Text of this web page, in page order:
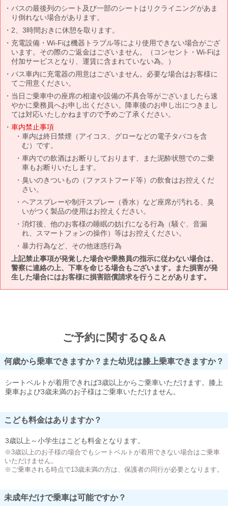
バスの最後列のシート及び一部のシートはリクライニングがあま
り倒れない場合があります。
2、3時間おきに休憩を取ります。
充電設備・Wi-Fiは機器トラブル等により使用できない場合がござ
います。その際のご返金はございません。（コンセント・Wi-Fiは
付加サービスとなり、運賃に含まれていない為。）
バス車内に充電器の用意はございません。必要な場合はお客様に
てご用意ください。
当日ご乗車中の座席の相違や設備の不具合等がございましたら速
やかに乗務員へお申し出ください。降車後のお申し出につきまし
ては対応いたしかねますので予めご了承ください。
車内禁止事項
車内は終日禁煙（アイコス、グローなどの電子タバコを含
む）です。
車内での飲酒はお断りしております、また泥酔状態でのご乗
車もお断りいたします。
臭いのきついもの（ファストフード等）の飲食はお控えくだ
さい。
ヘアスプレーや制汗スプレー（香水）など座席が汚れる、臭
いがつく製品の使用はお控えください。
消灯後、他のお客様の睡眠の妨げになる行為（騒ぐ、音漏
れ、スマートフォンの操作）等はお控えください。
暴力行為など、その他迷惑行為
上記禁止事項が発覚した場合や乗務員の指示に従わない場合は、
警察に連絡の上、下車を命じる場合もございます。また損害が発
生した場合にはお客様に損害賠償請求を行うことがあります。
ご予約に関するQ＆A
何歳から乗車できますか？また幼児は膝上乗車できますか？
シートベルトが着用できれば3歳以上からご乗車いただけます。膝上
乗車および3歳未満のお子様はご乗車いただけません。
こども料金はありますか？
3歳以上～小学生はこども料金となります。
※3歳以上のお子様の場合でもシートベルトが着用できない場合はご乗車
いただけません。
※ご乗車される時点で13歳未満の方は、保護者の同行が必要となります。
未成年だけで乗車は可能ですか？